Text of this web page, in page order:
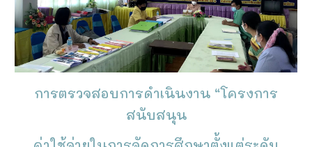
การตรวจสอบการดำเนินงาน “โครงการ
สนับสนุน